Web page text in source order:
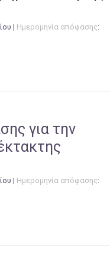
| Ημερομηνία απόφασης:
για την
| Ημερομηνία απόφασης: